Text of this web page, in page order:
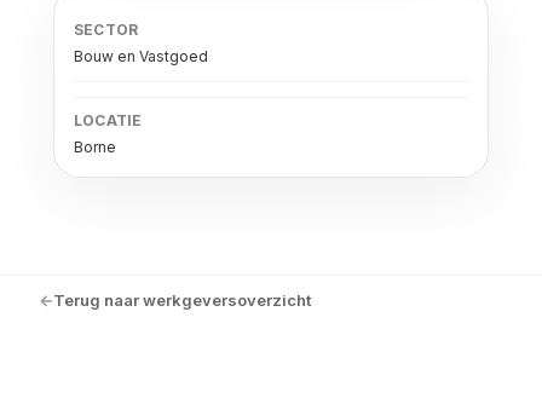
SECTOR
Bouw en Vastgoed
LOCATIE
Borne
Terug naar werkgeversoverzicht